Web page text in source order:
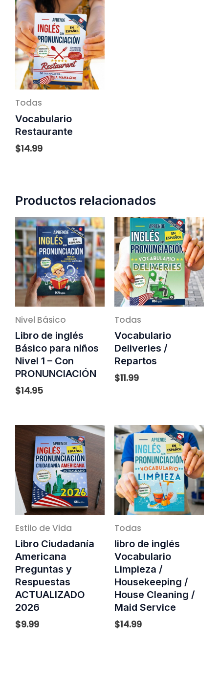
Todas
Vocabulario
Restaurante
$14.99
Productos relacionados
Nivel Básico
Libro de inglés
Básico para niños
Nivel 1 – Con
PRONUNCIACIÓN
$14.95
Todas
Vocabulario
Deliveries /
Repartos
$11.99
Estilo de Vida
Libro Ciudadanía
Americana
Preguntas y
Respuestas
ACTUALIZADO
2026
$9.99
Todas
libro de inglés
Vocabulario
Limpieza /
Housekeeping /
House Cleaning /
Maid Service
$14.99